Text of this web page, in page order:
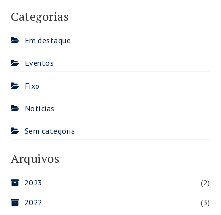
Categorias
Em destaque
Eventos
Fixo
Notícias
Sem categoria
Arquivos
2023
(2)
2022
(3)